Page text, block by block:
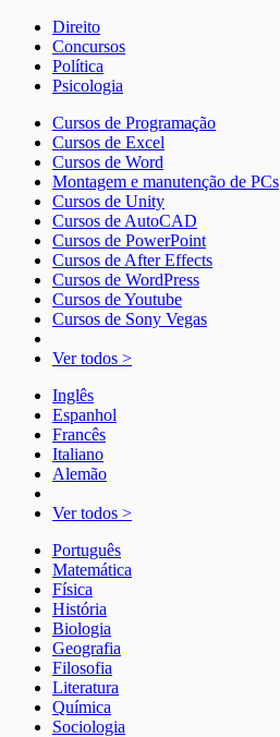
Direito
Concursos
Política
Psicologia
Cursos de Programação
Cursos de Excel
Cursos de Word
Montagem e manutenção de PCs
Cursos de Unity
Cursos de AutoCAD
Cursos de PowerPoint
Cursos de After Effects
Cursos de WordPress
Cursos de Youtube
Cursos de Sony Vegas
Ver todos >
Inglês
Espanhol
Francês
Italiano
Alemão
Ver todos >
Português
Matemática
Física
História
Biologia
Geografia
Filosofia
Literatura
Química
Sociologia